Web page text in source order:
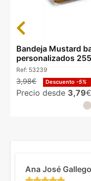
Bandeja Mustard
personalizados
aperitivos natural
Ref: 53239
3,98€ Descuento -5%
Precio desde 3,79
Previous
Ana José Gallego